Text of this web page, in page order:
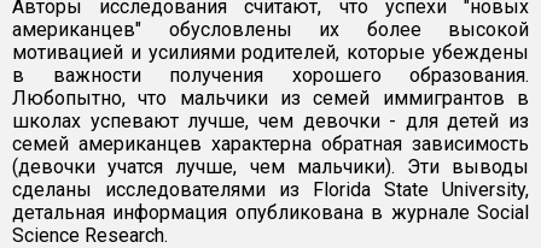
Авторы исследования считают, что успехи "новых
американцев" обусловлены их более высокой
мотивацией и усилиями родителей, которые убеждены
в важности получения хорошего образования.
Любопытно, что мальчики из семей иммигрантов в
школах успевают лучше, чем девочки - для детей из
семей американцев характерна обратная зависимость
(девочки учатся лучше, чем мальчики). Эти выводы
сделаны исследователями из Florida State University,
детальная информация опубликована в журнале Social
Science Research.